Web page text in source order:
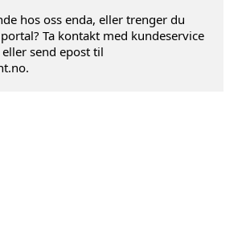
hos oss enda, eller trenger du
Ta kontakt med kundeservice
send epost til